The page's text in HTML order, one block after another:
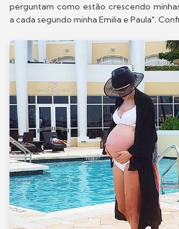
perguntam como estão crescendo
a cada segundo minha Emilia e Paula".